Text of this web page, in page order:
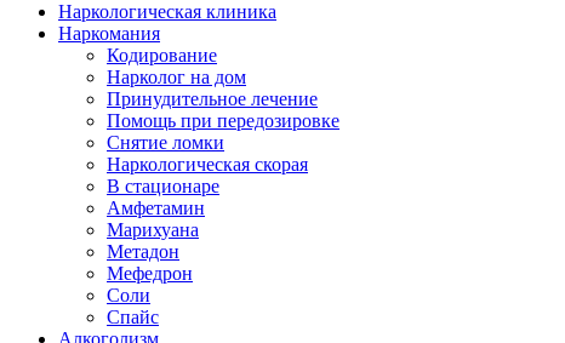
Наркологическая клиника
Наркомания
Кодирование
Нарколог на дом
Принудительное лечение
Помощь при передозировке
Снятие ломки
Наркологическая скорая
В стационаре
Амфетамин
Марихуана
Метадон
Мефедрон
Соли
Спайс